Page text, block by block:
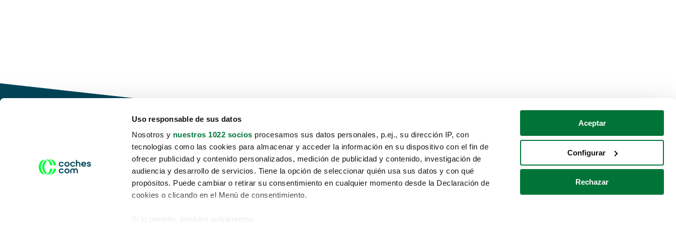
Uso responsable de sus datos
Nosotros y nuestros 1022 socios procesamos sus datos personales, p.ej., su dirección IP, con
tecnologías como las cookies para almacenar y acceder la información en su dispositivo con el fin de
ofrecer publicidad y contenido personalizados, medición de publicidad y contenido, investigación de
audiencia y desarrollo de servicios. Tiene la opción de seleccionar quién usa sus datos y con qué
propósitos. Puede cambiar o retirar su consentimiento en cualquier momento desde la Declaración de
cookies o clicando en el Menú de consentimiento.
Si lo permite, también quisiéramos:
Aceptar
Configurar
Rechazar
Conduce tu futuro,
desata tu movilidad